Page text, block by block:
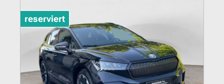
reserviert